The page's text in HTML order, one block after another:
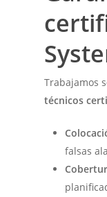
Trabajamos
técnicos
falsas